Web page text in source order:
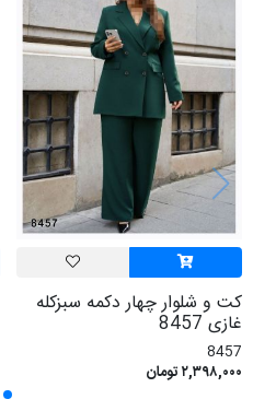
کت و شلوار چهار دکمه سبزکله
غازی 8457
8457
۲,۳۹۸,۰۰۰ تومان